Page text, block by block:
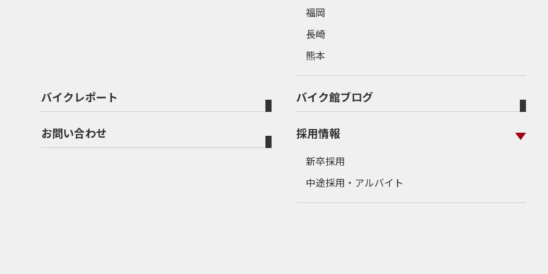
福岡
長崎
熊本
バイクレポート バイク館ブログ
お問い合わせ 採用情報
新卒採用
中途採用・アルバイト